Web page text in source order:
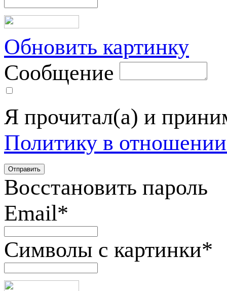
Обновить картинку
Сообщение
Я прочитал(а) и
Политику в
Восстановить пароль
Email*
Символы с картинки*